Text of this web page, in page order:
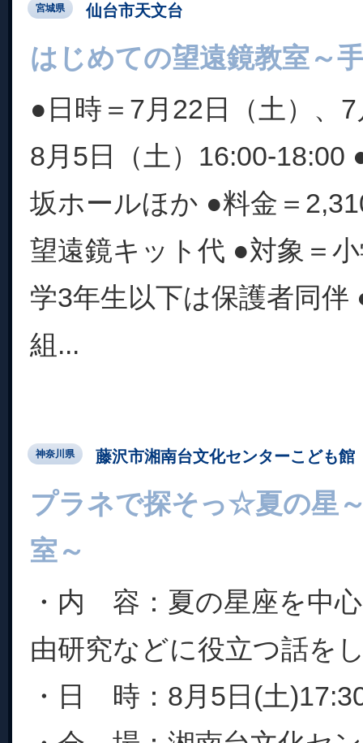
宮城県 仙台市天文台
はじめての望遠鏡教室～
●日時＝7月22日（土）、
8月5日（土）16:00-18:00
坂ホールほか ●料金＝
望遠鏡キット代 ●対象＝
学3年生以下は保護者同伴
組...
神奈川県 藤沢市湘南台文化センターこども館
プラネで探そっ☆夏の星
室～
・内 容：夏の星座を中
由研究などに役立つ話を
・日 時：8月5日(土